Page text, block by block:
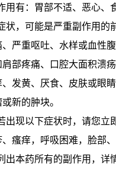
有：胃部不适、恶心、
，可能是严重副作用的
严重呕吐、水样或血性腹
部疼痛、口腔大面积溃
发黄、厌食、皮肤或眼
新的肿块。
现以下症状时，请您立
瘙痒，呼吸困难，脸部
本药所有的副作用，详